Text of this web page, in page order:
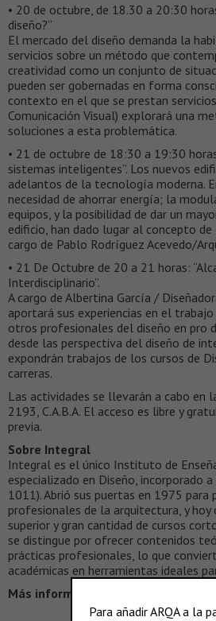
• 20 de octubre, de 18.30 a 20:30
diseño?”
El mercado del diseño demanda la
servicios sobre un método que
creatividad como un conjunto de
pueden ser gobernadas en forma
contexto en el que se prestan
Comunicación Visual) explorará una
soluciones a esta problemática.
• 21 de octubre de 18:30 a 19:30
sistemas inteligentes”. Los nuevos
adelantos de la tecnología moderna.
necesidad de ahorrar energía; la
equipos, y la posibilidad de dar un
edificio, han dado lugar al concepto
cargo de Pablo Rodríguez Acevedo/
• 21 De Octubre de 20 a 21 horas:
Interdisciplinario”.
A cargo de Albertina García /
aportará sus experiencias en el
otros profesionales del diseño en pro
desde las perspectiva del diseño de
expondrán trabajos de los cursos de
carreras.
Las actividades se llevarán a cabo en
2193, C.A.B.A. El acceso es libre y
previa.
Sobre Integral
Integral es el único Instituto de
especializado en Diseño, incorporado
1011). Abrió sus puertas en 1975 para
profesionales de la arquitectura, y hoy
superior y gran cantidad de cursos
se distingue por ofrecer contenidos
prácticas profesionales, lo que
académicas en herramientas ideales
Más información >